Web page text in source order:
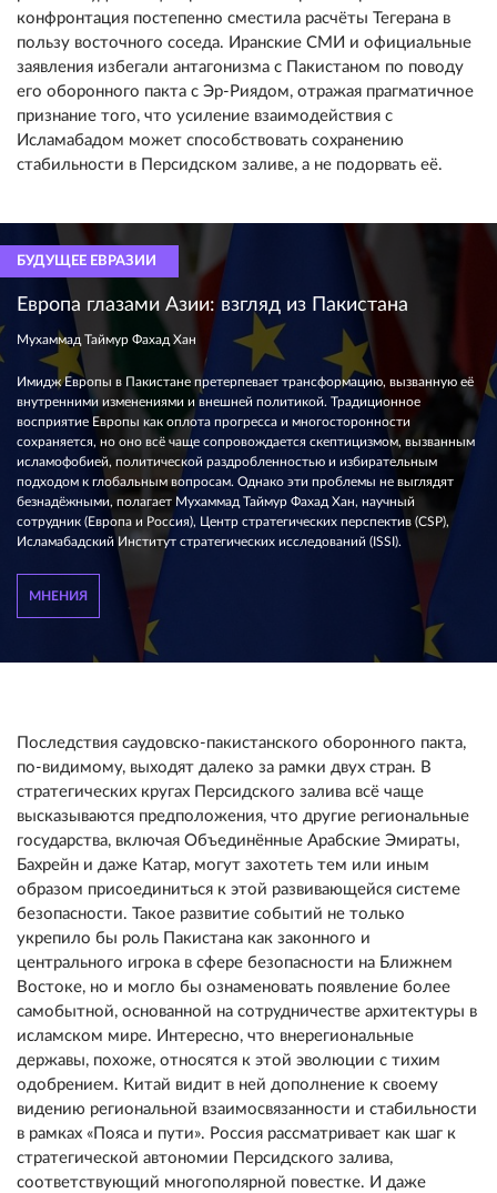
конфронтация постепенно сместила расчёты Тегерана в
пользу восточного соседа. Иранские СМИ и официальные
заявления избегали антагонизма с Пакистаном по поводу
его оборонного пакта с Эр-Риядом, отражая прагматичное
признание того, что усиление взаимодействия с
Исламабадом может способствовать сохранению
стабильности в Персидском заливе, а не подорвать её.
БУДУЩЕЕ ЕВРАЗИИ
Европа глазами Азии: взгляд из Пакистана
Мухаммад Таймур Фахад Хан
Имидж Европы в Пакистане претерпевает трансформацию, вызванную её
внутренними изменениями и внешней политикой. Традиционное
восприятие Европы как оплота прогресса и многосторонности
сохраняется, но оно всё чаще сопровождается скептицизмом, вызванным
исламофобией, политической раздробленностью и избирательным
подходом к глобальным вопросам. Однако эти проблемы не выглядят
безнадёжными, полагает Мухаммад Таймур Фахад Хан, научный
сотрудник (Европа и Россия), Центр стратегических перспектив (CSP),
Исламабадский Институт стратегических исследований (ISSI).
МНЕНИЯ
Последствия саудовско-пакистанского оборонного пакта,
по-видимому, выходят далеко за рамки двух стран. В
стратегических кругах Персидского залива всё чаще
высказываются предположения, что другие региональные
государства, включая Объединённые Арабские Эмираты,
Бахрейн и даже Катар, могут захотеть тем или иным
образом присоединиться к этой развивающейся системе
безопасности. Такое развитие событий не только
укрепило бы роль Пакистана как законного и
центрального игрока в сфере безопасности на Ближнем
Востоке, но и могло бы ознаменовать появление более
самобытной, основанной на сотрудничестве архитектуры в
исламском мире. Интересно, что внерегиональные
державы, похоже, относятся к этой эволюции с тихим
одобрением. Китай видит в ней дополнение к своему
видению региональной взаимосвязанности и стабильности
в рамках «Пояса и пути». Россия рассматривает как шаг к
стратегической автономии Персидского залива,
соответствующий многополярной повестке. И даже